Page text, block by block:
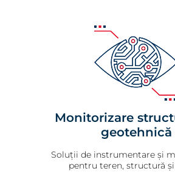
Monitorizare
geotehnică
Soluții de instrumentare și
pentru teren, structură